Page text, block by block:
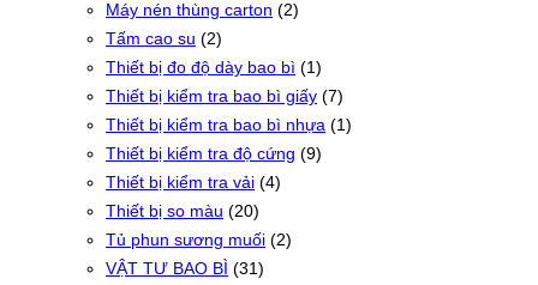
Máy nén thùng carton (2)
Tấm cao su (2)
Thiết bị đo độ dày bao bì (1)
Thiết bị kiểm tra bao bì giấy (7)
Thiết bị kiểm tra bao bì nhựa (1)
Thiết bị kiểm tra độ cứng (9)
Thiết bị kiểm tra vải (4)
Thiết bị so màu (20)
Tủ phun sương muối (2)
VẬT TƯ BAO BÌ (31)